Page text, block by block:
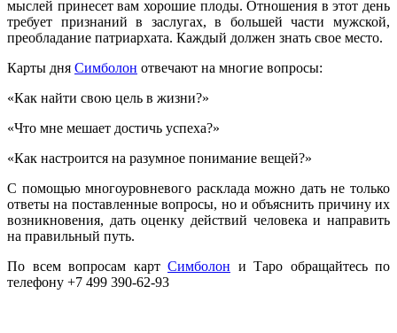
мыслей принесет вам хорошие плоды. Отношения в этот день
требует признаний в заслугах, в большей части мужской,
преобладание патриархата. Каждый должен знать свое место.
Карты дня Симболон отвечают на многие вопросы:
«Как найти свою цель в жизни?»
«Что мне мешает достичь успеха?»
«Как настроится на разумное понимание вещей?»
С помощью многоуровневого расклада можно дать не только
ответы на поставленные вопросы, но и объяснить причину их
возникновения, дать оценку действий человека и направить
на правильный путь.
По всем вопросам карт Симболон и Таро обращайтесь по
телефону +7 499 390-62-93